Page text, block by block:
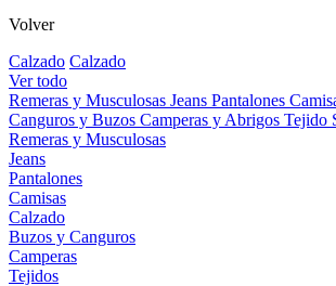
Volver
Calzado Calzado
Ver todo
Remeras y Musculosas Jeans Pantalones
Canguros y Buzos Camperas y Abrigos Tejido
Remeras y Musculosas
Jeans
Pantalones
Camisas
Calzado
Buzos y Canguros
Camperas
Tejidos